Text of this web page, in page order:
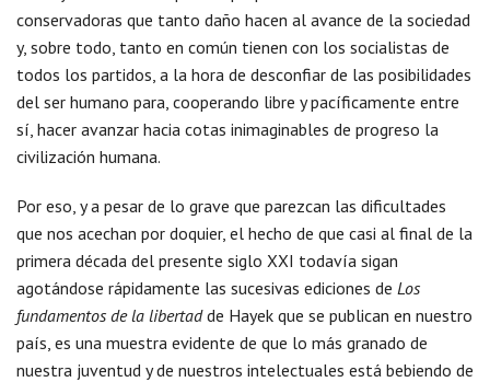
conservadoras que tanto daño hacen al avance de la sociedad
y, sobre todo, tanto en común tienen con los socialistas de
todos los partidos, a la hora de desconfiar de las posibilidades
del ser humano para, cooperando libre y pacíficamente entre
sí, hacer avanzar hacia cotas inimaginables de progreso la
civilización humana.
Por eso, y a pesar de lo grave que parezcan las dificultades
que nos acechan por doquier, el hecho de que casi al final de la
primera década del presente siglo XXI todavía sigan
agotándose rápidamente las sucesivas ediciones de Los
fundamentos de la libertadde Hayek que se publican en nuestro
país, es una muestra evidente de que lo más granado de
nuestra juventud y de nuestros intelectuales está bebiendo de